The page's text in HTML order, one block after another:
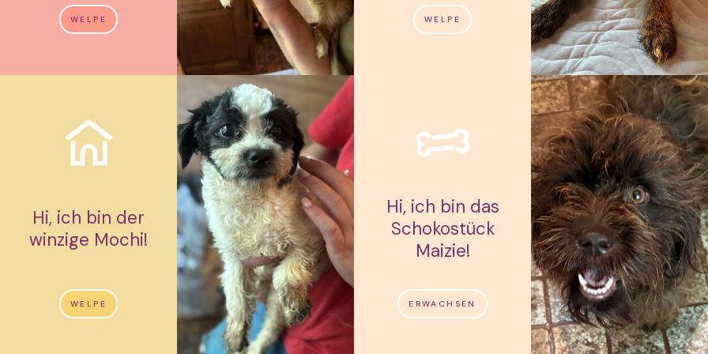
WELPE WELPE
Hi, ich bin der
winzige Mochi!
WELPE
Hi, ich bin das
Schokostück
Maizie!
ERWACHSEN